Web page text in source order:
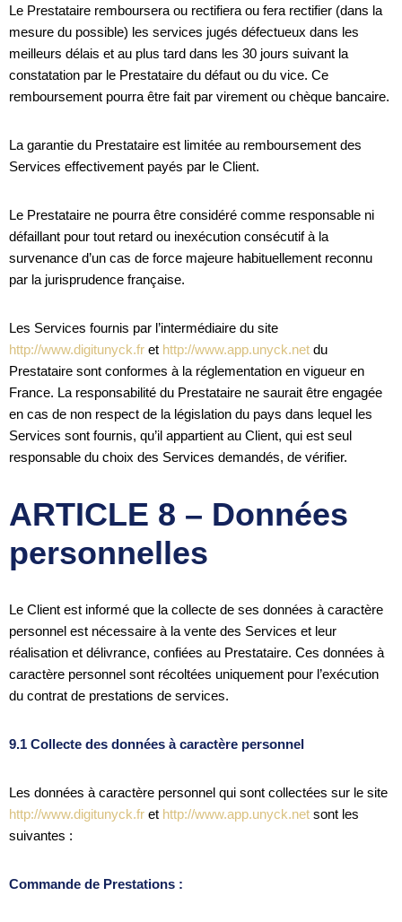
Le Prestataire remboursera ou rectifiera ou fera rectifier (dans la
mesure du possible) les services jugés défectueux dans les
meilleurs délais et au plus tard dans les 30 jours suivant la
constatation par le Prestataire du défaut ou du vice. Ce
remboursement pourra être fait par virement ou chèque bancaire.
La garantie du Prestataire est limitée au remboursement des
Services effectivement payés par le Client.
Le Prestataire ne pourra être considéré comme responsable ni
défaillant pour tout retard ou inexécution consécutif à la
survenance d’un cas de force majeure habituellement reconnu
par la jurisprudence française.
Les Services fournis par l’intermédiaire du site
http://www.digitunyck.fr et http://www.app.unyck.net du
Prestataire sont conformes à la réglementation en vigueur en
France. La responsabilité du Prestataire ne saurait être engagée
en cas de non respect de la législation du pays dans lequel les
Services sont fournis, qu’il appartient au Client, qui est seul
responsable du choix des Services demandés, de vérifier.
ARTICLE 8 – Données
personnelles
Le Client est informé que la collecte de ses données à caractère
personnel est nécessaire à la vente des Services et leur
réalisation et délivrance, confiées au Prestataire. Ces données à
caractère personnel sont récoltées uniquement pour l’exécution
du contrat de prestations de services.
9.1 Collecte des données à caractère personnel
Les données à caractère personnel qui sont collectées sur le site
http://www.digitunyck.fr et http://www.app.unyck.net sont les
suivantes :
Commande de Prestations :